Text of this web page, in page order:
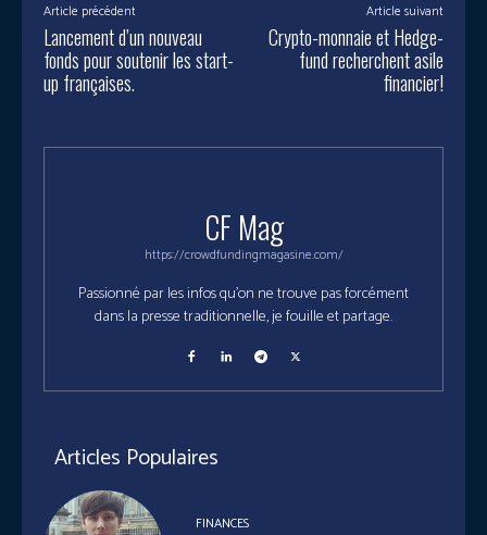
Article précédent
Lancement d’un nouveau
fonds pour soutenir les start-
up françaises.
Article suivant
Crypto-monnaie et Hedge-
fund recherchent asile
financier!
CF Mag
https://crowdfundingmagasine.com/
Passionné par les infos qu'on ne trouve pas forcément
dans la presse traditionnelle, je fouille et partage.
Articles Populaires
FINANCES